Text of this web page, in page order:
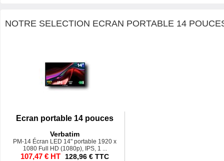
NOTRE SELECTION ECRAN PORTABLE 14
Ecran portable 14 pouces
Verbatim
PM-14 Écran LED 14" portable 1920 x
1080 Full HD (1080p), IPS, 1 ...
107,47 € HT 128,96 € TTC